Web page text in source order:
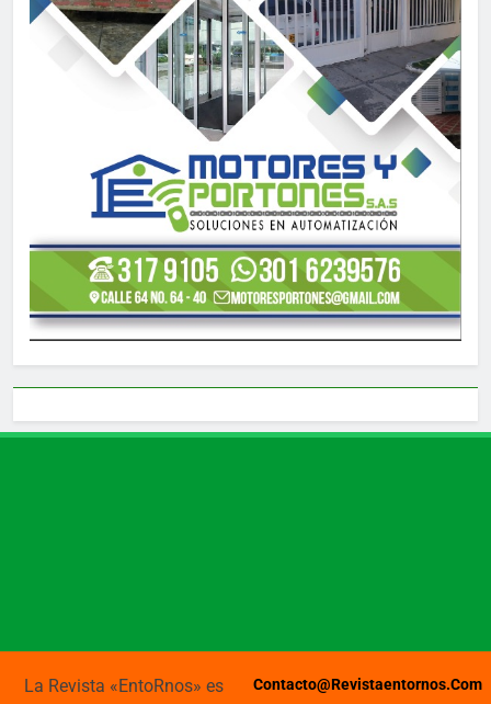
La Revista «EntoRnos» es
Contacto@revistaentornos.com